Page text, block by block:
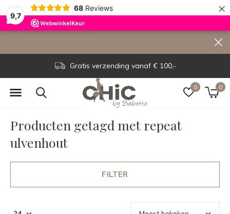
9,7
68 Reviews ×
0 0
Gratis verzending vanaf € 100,-
Producten getagd met repeat
ulvenhout
FILTER